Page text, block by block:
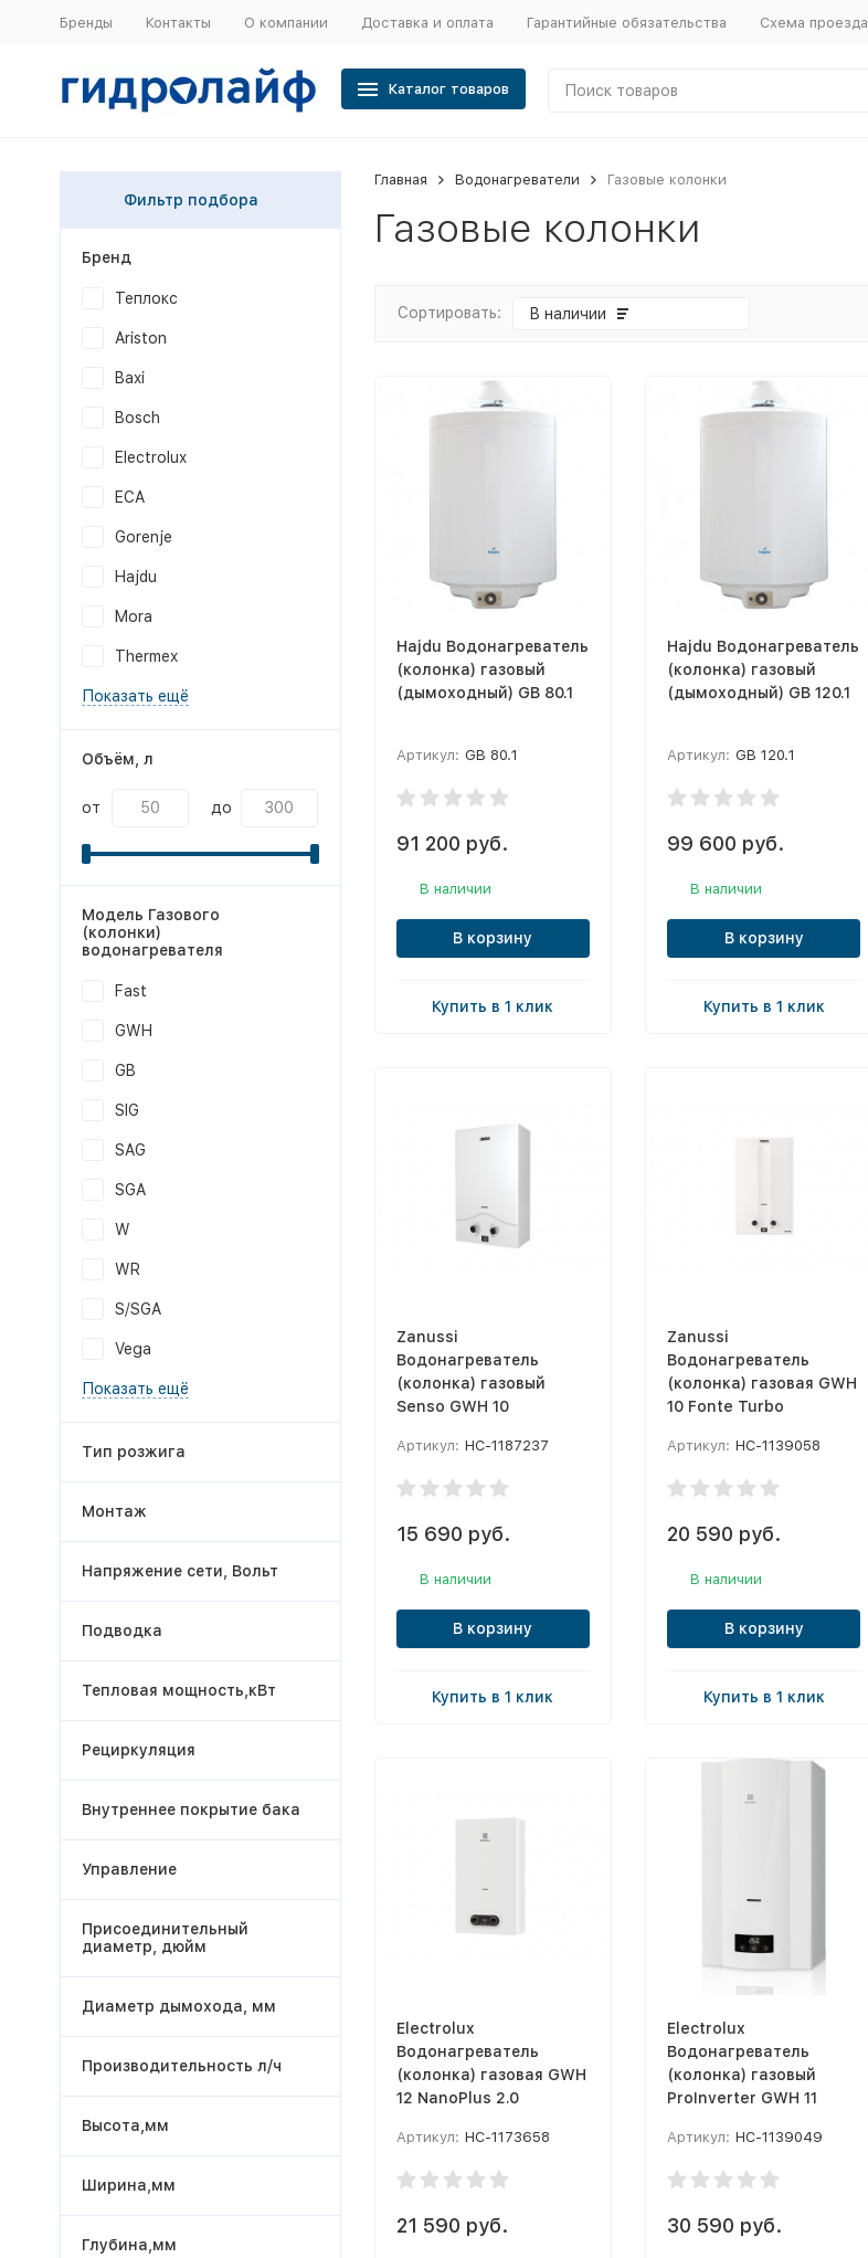
Бренды Контакты О компании Доставка и оплата Гарантийные обязательства Схема проезда
Каталог товаров
Главная Водонагреватели Газовые колонки
Газовые колонки
Сортировать: В наличии
Hajdu Водонагреватель
(колонка) газовый
(дымоходный) GB 80.1
Артикул: GB 80.1
91 200 руб.
В наличии
В корзину
Купить в 1 клик
Hajdu Водонагреватель
(колонка) газовый
(дымоходный) GB 120.1
Артикул: GB 120.1
99 600 руб.
В наличии
В корзину
Купить в 1 клик
Zanussi
Водонагреватель
(колонка) газовый
Senso GWH 10
Артикул: НС-1187237
15 690 руб.
В наличии
В корзину
Купить в 1 клик
Zanussi
Водонагреватель
(колонка) газовая GWH
10 Fonte Turbo
Артикул: НС-1139058
20 590 руб.
В наличии
В корзину
Купить в 1 клик
Electrolux
Водонагреватель
(колонка) газовая GWH
12 NanoPlus 2.0
Артикул: НС-1173658
21 590 руб.
Electrolux
Водонагреватель
(колонка) газовый
ProInverter GWH 11
Артикул: НС-1139049
30 590 руб.
Фильтр подбора
Бренд
Теплокс
Ariston
Baxi
Bosch
Electrolux
ECA
Gorenje
Hajdu
Mora
Thermex
Показать ещё
Объём, л
от до
Модель Газового
(колонки)
водонагревателя
Fast
GWH
GB
SIG
SAG
SGA
W
WR
S/SGA
Vega
Показать ещё
Тип розжига
Монтаж
Напряжение сети, Вольт
Подводка
Тепловая мощность,кВт
Рециркуляция
Внутреннее покрытие бака
Управление
Присоединительный
диаметр, дюйм
Диаметр дымохода, мм
Производительность л/ч
Высота,мм
Ширина,мм
Глубина,мм